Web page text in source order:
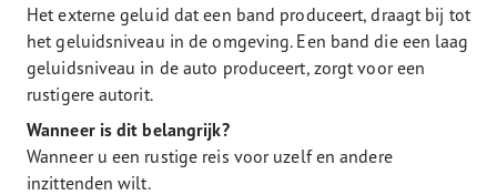
Het externe geluid dat een band produceert, draagt bij tot
het geluidsniveau in de omgeving. Een band die een laag
geluidsniveau in de auto produceert, zorgt voor een
rustigere autorit.
Wanneer is dit belangrijk?
Wanneer u een rustige reis voor uzelf en andere
inzittenden wilt.